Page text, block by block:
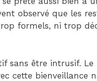
observé que les
formels, ni trop
sans être intrusif.
cette bienveillance